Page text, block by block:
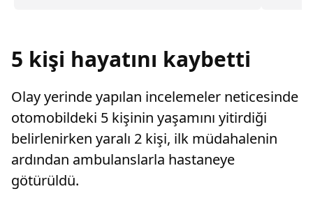
5 kişi hayatını kaybetti
Olay yerinde yapılan incelemeler neticesinde
otomobildeki 5 kişinin yaşamını yitirdiği
belirlenirken yaralı 2 kişi, ilk müdahalenin
ardından ambulanslarla hastaneye
götürüldü.